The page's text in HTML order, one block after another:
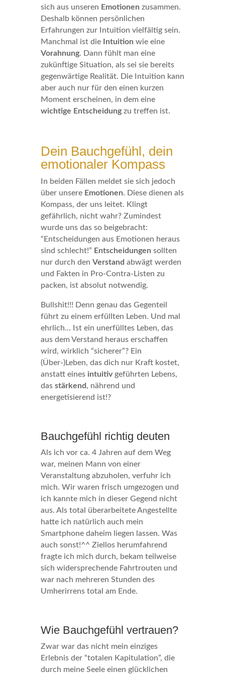
sich aus unseren Emotionen zusammen.
Deshalb können persönlichen
Erfahrungen zur Intuition vielfältig sein.
Manchmal ist die
Intuition wie eine
Vorahnung. Dann fühlt man eine
zukünftige Situation, als sei sie bereits
gegenwärtige Realität. Die Intuition kann
aber auch nur für den einen kurzen
Moment erscheinen, in dem eine
wichtige Entscheidungzu treffen ist.
Dein Bauchgefühl, dein
emotionaler Kompass
In beiden Fällen meldet sie sich jedoch
über unsereEmotionen. Diese dienen als
Kompass, der uns leitet. Klingt
gefährlich, nicht wahr? Zumindest
wurde uns das so beigebracht:
“Entscheidungen aus Emotionen heraus
sind schlecht!” Entscheidungen sollten
nur durch den Verstand abwägt werden
und Fakten in Pro-Contra-Listen zu
packen, ist absolut notwendig.
Bullshit!!! Denn genau das Gegenteil
führt zu einem erfüllten Leben. Und mal
ehrlich… Ist ein unerfülltes Leben, das
aus dem Verstand heraus erschaffen
wird, wirklich “sicherer”? Ein
(Über-)Leben, das dich nur Kraft kostet,
anstatt eines intuitivgeführten Lebens,
das stärkend , nährend und
energetisierend ist!?
Bauchgefühl richtig deuten
Als ich vor ca. 4 Jahren auf dem Weg
war, meinen Mann von einer
Veranstaltung abzuholen, verfuhr ich
mich. Wir waren frisch umgezogen und
ich kannte mich in dieser Gegend nicht
aus. Als total überarbeitete Angestellte
hatte ich natürlich auch mein
Smartphone daheim liegen lassen. Was
auch sonst!^^ Ziellos herumfahrend
fragte ich mich durch, bekam teilweise
sich widersprechende Fahrtrouten und
war nach mehreren Stunden des
Umherirrens total am Ende.
Wie Bauchgefühl vertrauen?
Zwar war das nicht mein einziges
Erlebnis der “totalen Kapitulation”, die
durch meine Seele einen glücklichen